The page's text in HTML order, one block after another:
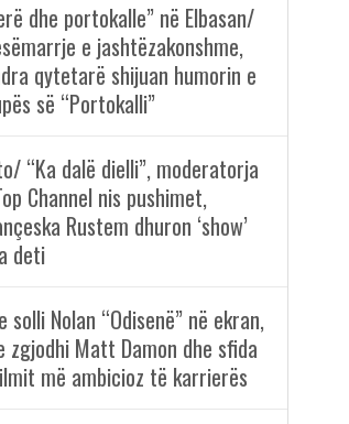
dhe portokalle” në Elbasan/
e jashtëzakonshme,
qytetarë shijuan humorin e
së “Portokalli”
“Ka dalë dielli”, moderatorja
Channel nis pushimet,
Rustem dhuron ‘show’
deti
solli Nolan “Odisenë” në ekran,
zgjodhi Matt Damon dhe sfida
më ambicioz të karrierës